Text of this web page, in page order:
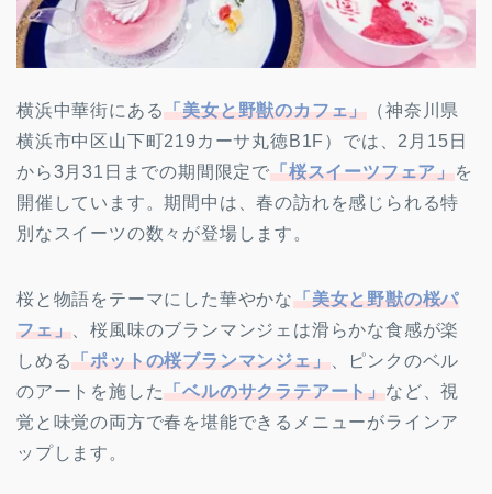
横浜中華街にある 「美女と野獣のカフェ」
（神奈川県
横浜市中区山下町219カーサ丸徳B1F）では、2月15日
から3月31日までの期間限定で 「桜スイーツフェア」
を
開催しています。期間中は、春の訪れを感じられる特
別なスイーツの数々が登場します。
桜と物語をテーマにした華やかな
「美女と野獣の桜パ
フェ」 、桜風味のブランマンジェは滑らかな食感が楽
しめる
「ポットの桜ブランマンジェ」
、ピンクのベル
のアートを施した
「ベルのサクラテアート」 など、視
覚と味覚の両方で春を堪能できるメニューがラインア
ップします。